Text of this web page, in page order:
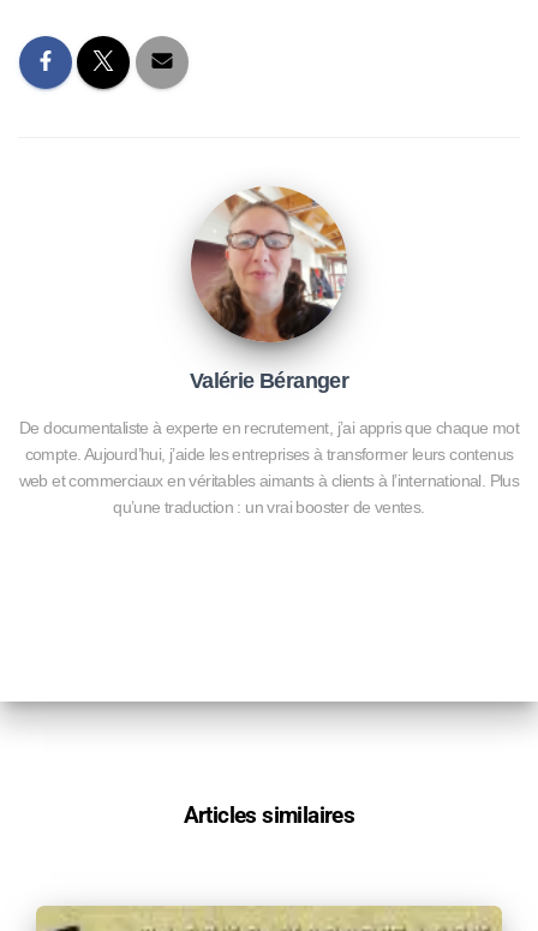
Valérie Béranger
De documentaliste à experte en recrutement, j’ai appris que chaque mot
compte. Aujourd’hui, j’aide les entreprises à transformer leurs contenus
web et commerciaux en véritables aimants à clients à l’international. Plus
qu’une traduction : un vrai booster de ventes.
Articles similaires